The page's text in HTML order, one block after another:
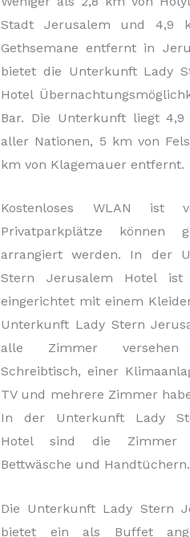
Stadt Jerusalem und 4,9
Gethsemane entfernt in
bietet die Unterkunft Lady
Hotel
Bar. Die Unterkunft liegt
aller Nationen, 5 km von
km von Klagemauer entfernt.
Kostenloses WLAN ist
Privatparkplätze können
arrangiert werden. In der
Stern Jerusalem Hotel ist
eingerichtet mit einem
Unterkunft Lady Stern
alle Zimmer
Schreibtisch, einer
TV und mehrere Zimmer
In der Unterkunft Lady
Hotel sind die Zimmer
Bettwäsche und Handtüchern.
Die Unterkunft Lady Stern
bietet ein als Buffet